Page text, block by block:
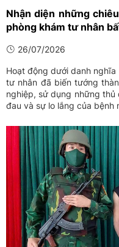
Nhận diện những
phòng khám tư nhân
26/07/2026
Hoạt động dưới danh
tư nhân đã biến tướng
nghiệp, sử dụng những thủ
đau và sự lo lắng của bệnh